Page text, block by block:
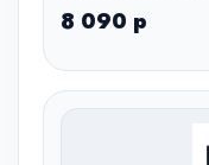
8 090 р